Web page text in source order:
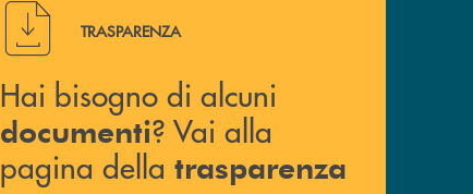
Hai bisogno di alcuni documenti ? Vai alla pagina della
TRASPARENZA
Hai bisogno di alcuni
documenti? Vai alla
pagina della trasparenza